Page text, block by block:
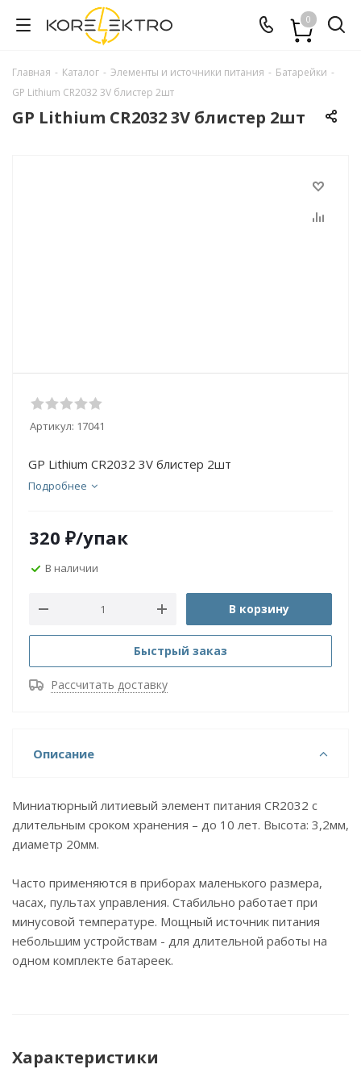
0
Главная - Каталог - Элементы и источники питания - Батарейки -
GP Lithium CR2032 3V блистер 2шт
GP Lithium CR2032 3V блистер 2шт
Артикул: 17041
GP Lithium CR2032 3V блистер 2шт
Подробнее
320 ₽/упак
В наличии
В корзину
Быстрый заказ
Рассчитать доставку
Описание
Миниатюрный литиевый элемент питания СR2032 с
длительным сроком хранения – до 10 лет. Высота: 3,2мм,
диаметр 20мм.
Часто применяются в приборах маленького размера,
часах, пультах управления. Стабильно работает при
минусовой температуре. Мощный источник питания
небольшим устройствам - для длительной работы на
одном комплекте батареек.
Характеристики